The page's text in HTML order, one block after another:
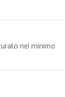
nel minimo